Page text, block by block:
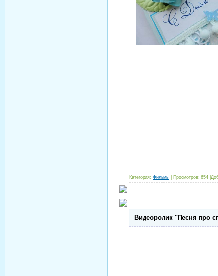
Категория: Фильмы | Просмотров: 654
Видеоролик "Песня про